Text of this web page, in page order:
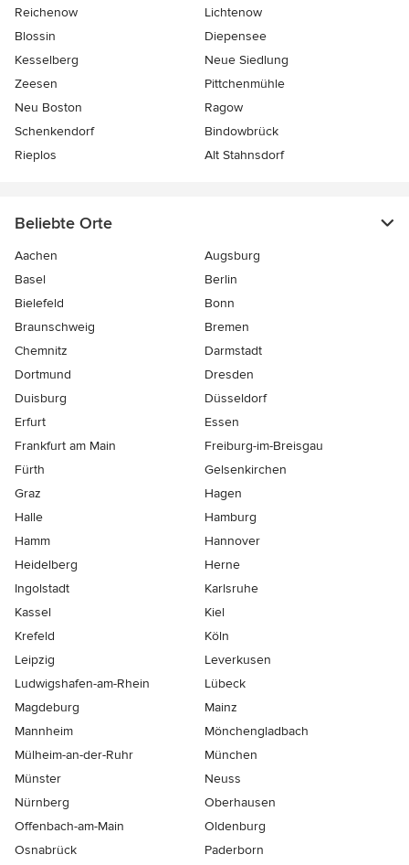
Reichenow
Lichtenow
Blossin
Diepensee
Kesselberg
Neue Siedlung
Zeesen
Pittchenmühle
Neu Boston
Ragow
Schenkendorf
Bindowbrück
Rieplos
Alt Stahnsdorf
Beliebte Orte
Aachen
Augsburg
Basel
Berlin
Bielefeld
Bonn
Braunschweig
Bremen
Chemnitz
Darmstadt
Dortmund
Dresden
Duisburg
Düsseldorf
Erfurt
Essen
Frankfurt am Main
Freiburg-im-Breisgau
Fürth
Gelsenkirchen
Graz
Hagen
Halle
Hamburg
Hamm
Hannover
Heidelberg
Herne
Ingolstadt
Karlsruhe
Kassel
Kiel
Krefeld
Köln
Leipzig
Leverkusen
Ludwigshafen-am-Rhein
Lübeck
Magdeburg
Mainz
Mannheim
Mönchen­gladbach
Mülheim-an-der-Ruhr
München
Münster
Neuss
Nürnberg
Oberhausen
Offenbach-am-Main
Oldenburg
Osnabrück
Paderborn